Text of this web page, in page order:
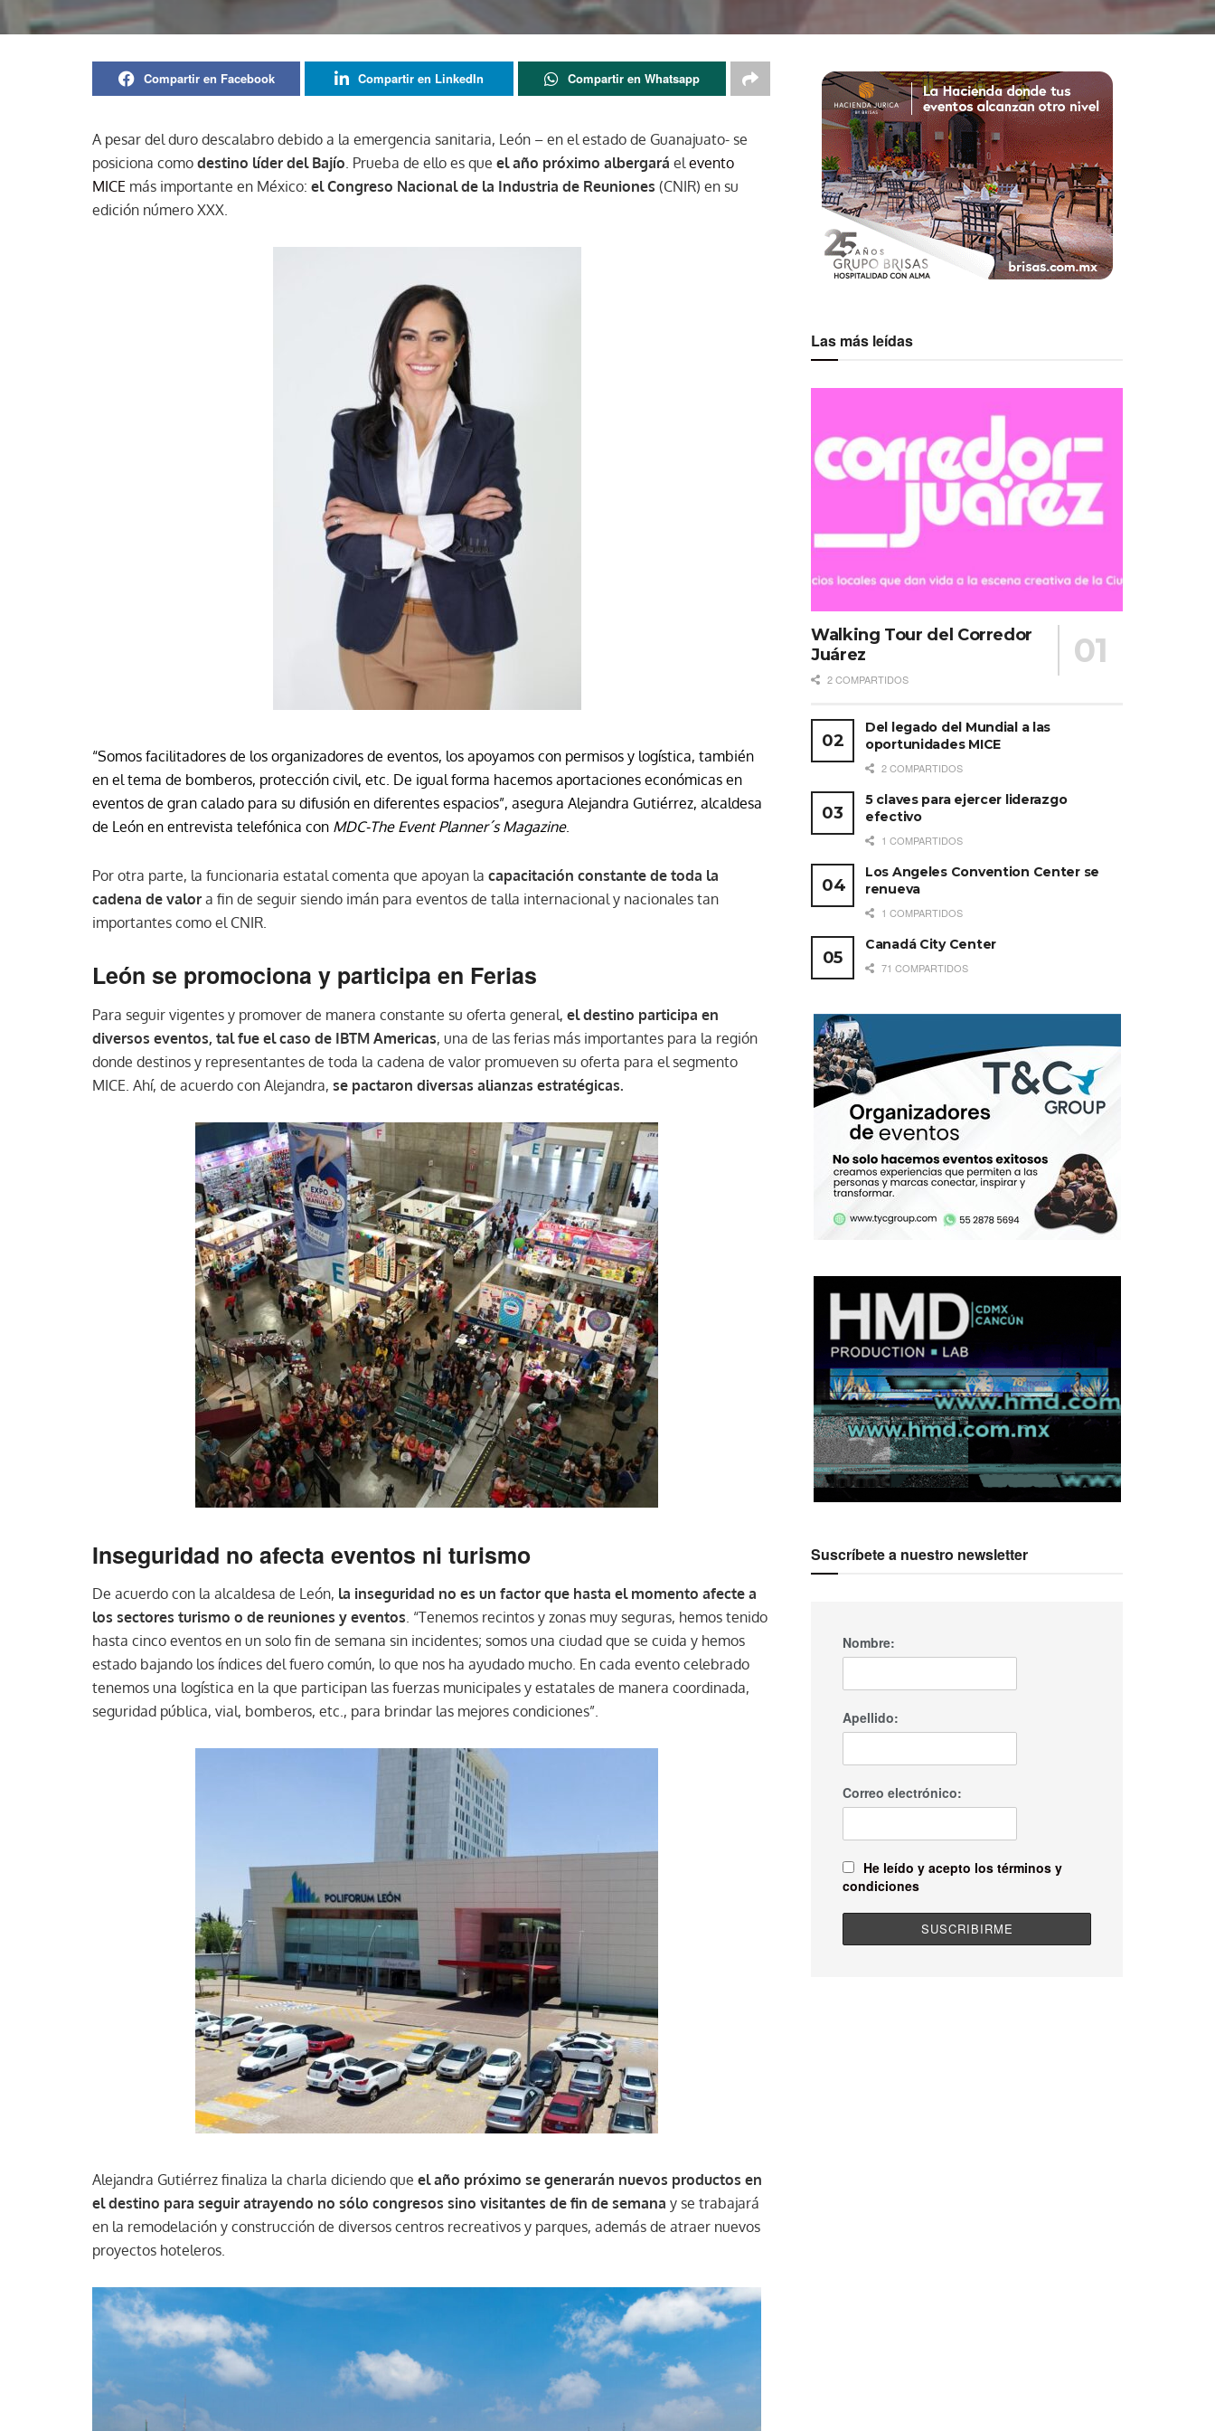
Compartir en Facebook Compartir en LinkedIn Compartir en Whatsapp
A pesar del duro descalabro debido a la emergencia sanitaria, León – en el estado de Guanajuato- se
posiciona como destino líder del Bajío. Prueba de ello es que el año próximo albergará elevento
MICE más importante en México: el Congreso Nacional de la Industria de Reuniones (CNIR) en su
edición número XXX.
“Somos facilitadores de los organizadores de eventos, los apoyamos con permisos y logística, también
en el tema de bomberos, protección civil, etc. De igual forma hacemos aportaciones económicas en
eventos de gran calado para su difusión en diferentes espacios”, asegura Alejandra Gutiérrez, alcaldesa
de León en entrevista telefónica con MDC-The Event Planner´s Magazine.
Por otra parte, la funcionaria estatal comenta que apoyan la capacitación constante de toda la
cadena de valor a fin de seguir siendo imán para eventos de talla internacional y nacionales tan
importantes como el CNIR.
León se promociona y participa en Ferias
Para seguir vigentes y promover de manera constante su oferta general, el destino participa en
diversos eventos, tal fue el caso de IBTM Americas, una de las ferias más importantes para la región
donde destinos y representantes de toda la cadena de valor promueven su oferta para el segmento
MICE. Ahí, de acuerdo con Alejandra, se pactaron diversas alianzas estratégicas.
Inseguridad no afecta eventos ni turismo
De acuerdo con la alcaldesa de León, la inseguridad no es un factor que hasta el momento afecte a
los sectores turismo o de reuniones y eventos. “Tenemos recintos y zonas muy seguras, hemos tenido
hasta cinco eventos en un solo fin de semana sin incidentes; somos una ciudad que se cuida y hemos
estado bajando los índices del fuero común, lo que nos ha ayudado mucho. En cada evento celebrado
tenemos una logística en la que participan las fuerzas municipales y estatales de manera coordinada,
seguridad pública, vial, bomberos, etc., para brindar las mejores condiciones”.
Alejandra Gutiérrez finaliza la charla diciendo que el año próximo se generarán nuevos productos en
el destino para seguir atrayendo no sólo congresos sino visitantes de fin de semana y se trabajará
en la remodelación y construcción de diversos centros recreativos y parques, además de atraer nuevos
proyectos hoteleros.
Las más leídas
Walking Tour del Corredor
Juárez
2 COMPARTIDOS
Del legado del Mundial a las
oportunidades MICE
2 COMPARTIDOS
5 claves para ejercer liderazgo
efectivo
1 COMPARTIDOS
Los Angeles Convention Center se
renueva
1 COMPARTIDOS
Canadá City Center
71 COMPARTIDOS
Suscríbete a nuestro newsletter
Nombre:
Apellido:
Correo electrónico:
He leído y acepto los términos y
condiciones